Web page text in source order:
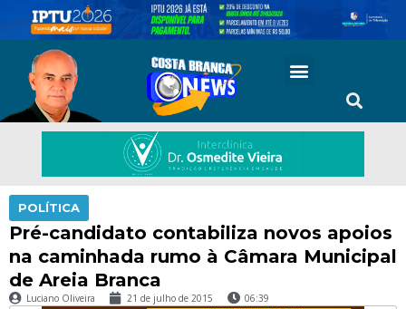
POLÍTICA
Pré-candidato contabiliza novos apoios
na caminhada rumo à Câmara Municipal
de Areia Branca
Luciano Oliveira 21 de julho de 2015 06:39